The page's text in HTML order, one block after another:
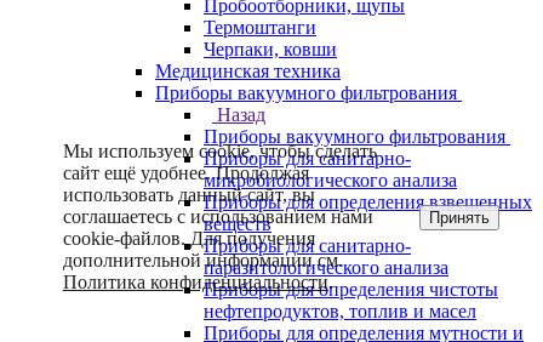
Пробоотборники, щупы
Термоштанги
Черпаки, ковши
Медицинская техника
Приборы вакуумного фильтрования
Назад
Приборы вакуумного фильтрования
Приборы для санитарно-
микробиологического анализа
Приборы для определения взвешенных
веществ
Приборы для санитарно-
паразитологического анализа
Приборы для определения чистоты
нефтепродуктов, топлив и масел
Приборы для определения мутности и
Мы используем cookie, чтобы сделать
сайт ещё удобнее. Продолжая
использовать данный сайт, вы
соглашаетесь с использованием нами
cookie-файлов. Для получения
дополнительной информации см.
Политика конфиденциальности.
Принять